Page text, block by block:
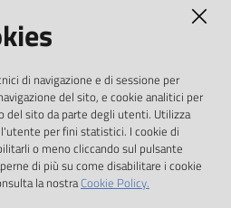
dalla direttiva
e dal d.lgs. 36/2006
di navigazione e di sessione per
del sito, e cookie analitici per
del sito da parte degli utenti. Utilizza
per fini statistici. I cookie di
o meno cliccando sul pulsante
di più su come disabilitare i cookie
la nostraCookie Policy.